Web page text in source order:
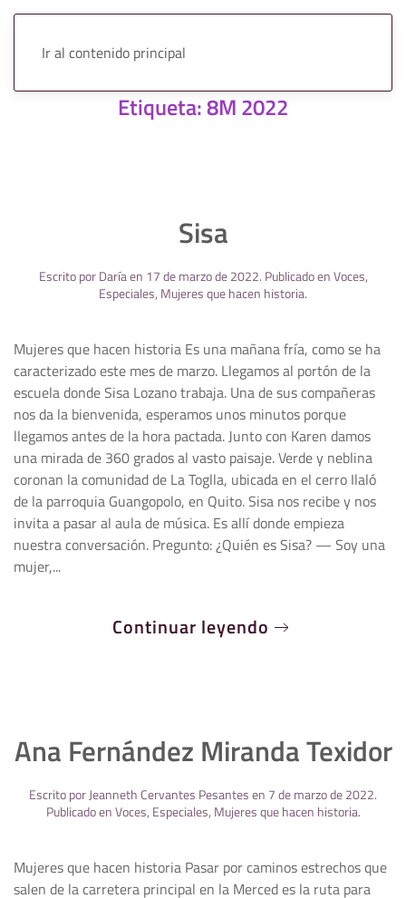
Ir al contenido principal
Etiqueta:8M 2022
Sisa
Escrito porDaríaen 17 de marzo de 2022. Publicado enVoces,
Especiales, Mujeres que hacen historia.
Mujeres que hacen historia Es una mañana fría, como se ha
caracterizado este mes de marzo. Llegamos al portón de la
escuela donde Sisa Lozano trabaja. Una de sus compañeras
nos da la bienvenida, esperamos unos minutos porque
llegamos antes de la hora pactada. Junto con Karen damos
una mirada de 360 grados al vasto paisaje. Verde y neblina
coronan la comunidad de La Toglla, ubicada en el cerro Ilaló
de la parroquia Guangopolo, en Quito. Sisa nos recibe y nos
invita a pasar al aula de música. Es allí donde empieza
nuestra conversación. Pregunto: ¿Quién es Sisa? — Soy una
mujer,...
Continuar leyendo
Ana Fernández Miranda Texidor
Escrito porJeanneth Cervantes Pesantesen 7 de marzo de 2022.
Publicado enVoces, Especiales, Mujeres que hacen historia.
Mujeres que hacen historia Pasar por caminos estrechos que
salen de la carretera principal en la Merced es la ruta para